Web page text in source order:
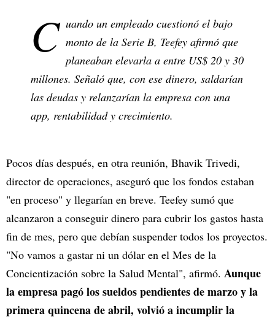
C uando un empleado cuestionó el bajo
monto de la Serie B, Teefey afirmó que
planeaban elevarla a entre US$ 20 y 30
millones. Señaló que, con ese dinero, saldarían
las deudas y relanzarían la empresa con una
app, rentabilidad y crecimiento.
Pocos días después, en otra reunión, Bhavik Trivedi,
director de operaciones, aseguró que los fondos estaban
"en proceso" y llegarían en breve. Teefey sumó que
alcanzaron a conseguir dinero para cubrir los gastos hasta
fin de mes, pero que debían suspender todos los proyectos.
"No vamos a gastar ni un dólar en el Mes de la
Concientización sobre la Salud Mental", afirmó. Aunque
la empresa pagó los sueldos pendientes de marzo y la
primera quincena de abril, volvió a incumplir la